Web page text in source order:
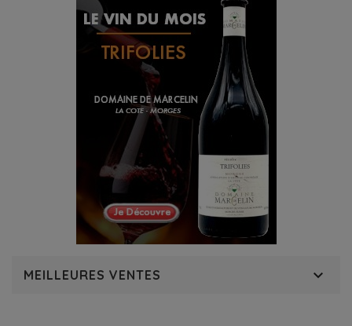
d'innovation dans la viticulture suisse, cherchant à
produire des vins plus aromatiques. Grâce à ses
caractéristiques uniques, le Charmont est devenu un
cépage apprécié, surtout en Suisse Romande,
enrichissant le paysage viticole local.
MEILLEURES VENTES 